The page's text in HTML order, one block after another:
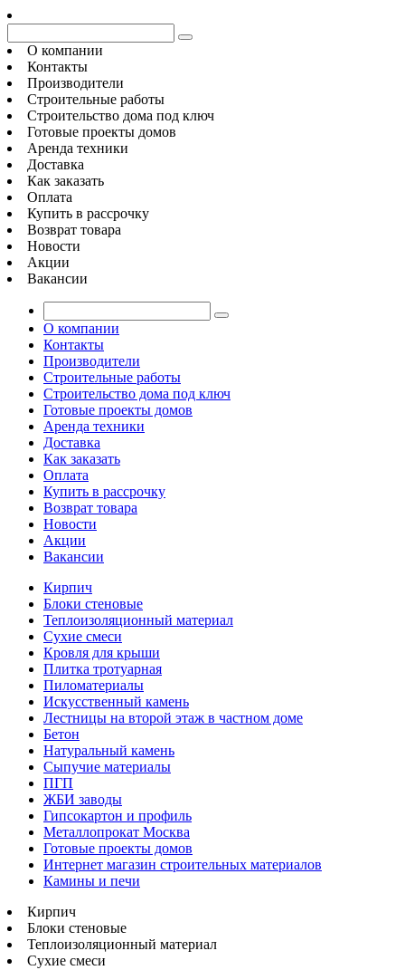
О компании
Контакты
Производители
Строительные работы
Строительство дома под ключ
Готовые проекты домов
Аренда техники
Доставка
Как заказать
Оплата
Купить в рассрочку
Возврат товара
Новости
Акции
Вакансии
О компании
Контакты
Производители
Строительные работы
Строительство дома под ключ
Готовые проекты домов
Аренда техники
Доставка
Как заказать
Оплата
Купить в рассрочку
Возврат товара
Новости
Акции
Вакансии
Кирпич
Блоки стеновые
Теплоизоляционный материал
Сухие смеси
Кровля для крыши
Плитка тротуарная
Пиломатериалы
Искусственный камень
Лестницы на второй этаж в частном доме
Бетон
Натуральный камень
Сыпучие материалы
ПГП
ЖБИ заводы
Гипсокартон и профиль
Металлопрокат Москва
Готовые проекты домов
Интернет магазин строительных материалов
Камины и печи
Кирпич
Блоки стеновые
Теплоизоляционный материал
Сухие смеси